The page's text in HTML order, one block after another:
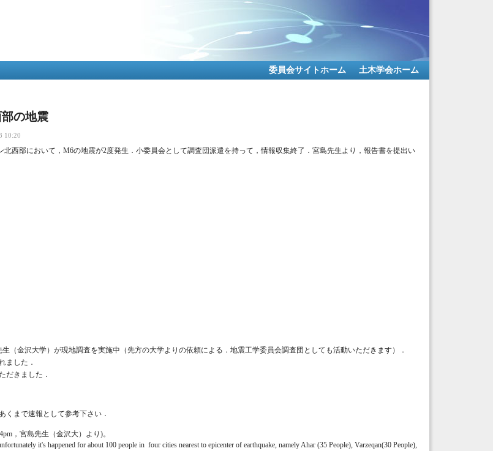
委員会サイトホーム 土木学会ホーム
の地震
10:20
北西部において，M6の地震が2度発生．小委員会として調査団派遣を持って，情報収集終了．宮島先生より，報告書を提出い
（金沢大学）が現地調査を実施中（先方の大学よりの依頼による．地震工学委員会調査団としても活動いただきます）．
ました．
だきました．
くまで速報として参考下さい．
，宮島先生（金沢大）より)。
it's happened for about 100 people in four cities nearest to epicenter of earthquake, namely Ahar (35 People), Varzeqan(30 People),